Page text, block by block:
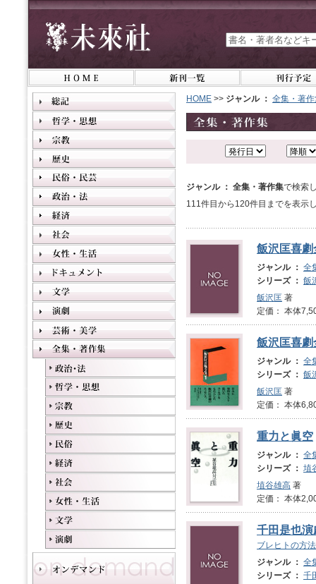
HOME >> ジャンル ： 全集・著
ジャンル ： 全集・著作集で検索
111件目から120件目までを表示
飯沢匡喜劇
ジャンル ： 全
シリーズ ： 飯
飯沢匡 著
定価： 本体
飯沢匡喜劇
ジャンル ： 全
シリーズ ： 飯
飯沢匡 著
定価： 本体
重力と眞空
ジャンル ： 全
シリーズ ： 埴
埴谷雄高 著
定価： 本体
千田是也
ブレヒトの方
ジャンル ： 全
シリーズ ： 千